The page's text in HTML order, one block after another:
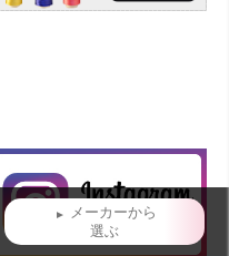
メーカーから
選ぶ